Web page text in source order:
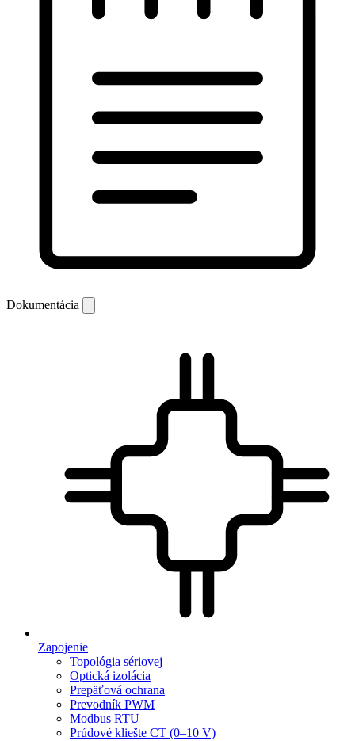
Dokumentácia
Zapojenie
Topológia sériovej
Optická izolácia
Prepäťová ochrana
Prevodník PWM
Modbus RTU
Prúdové kliešte CT (0–10 V)